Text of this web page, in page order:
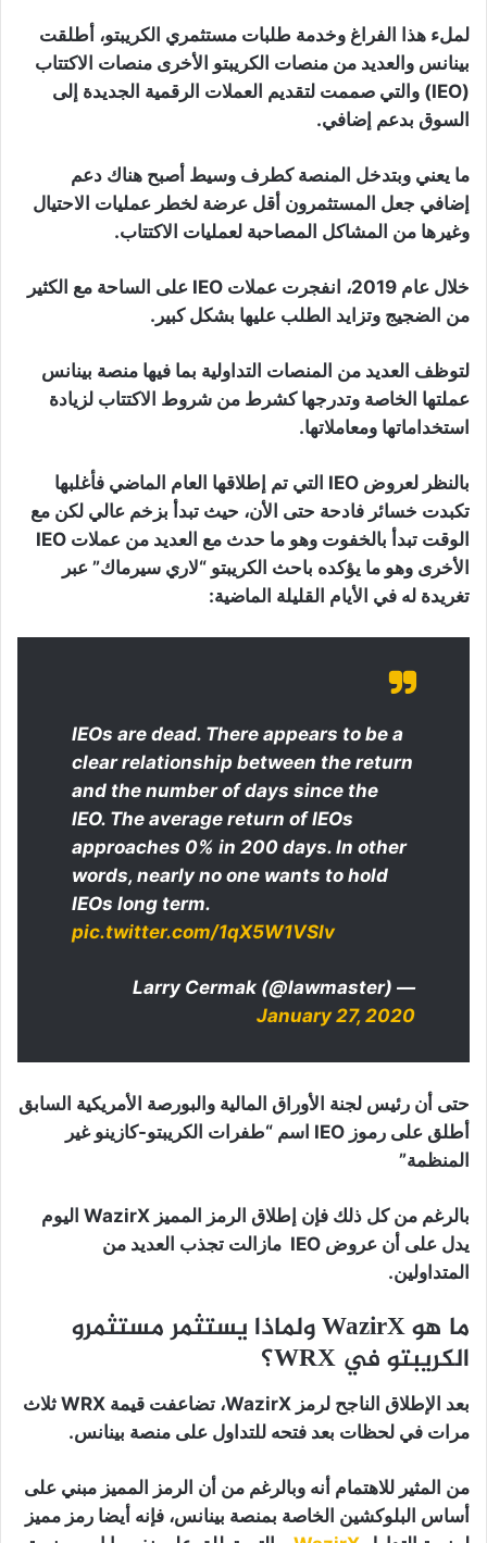
لملء هذا الفراغ وخدمة طلبات مستثمري الكريبتو، أطلقت
بينانس والعديد من منصات الكريبتو الأخرى منصات الاكتتاب
(IEO) والتي صممت لتقديم العملات الرقمية الجديدة إلى
السوق بدعم إضافي.
ما يعني وبتدخل المنصة كطرف وسيط أصبح هناك دعم
إضافي جعل المستثمرون أقل عرضة لخطر عمليات الاحتيال
وغيرها من المشاكل المصاحبة لعمليات الاكتتاب.
خلال عام 2019، انفجرت عملات IEO على الساحة مع الكثير
من الضجيج وتزايد الطلب عليها بشكل كبير.
لتوظف العديد من المنصات التداولية بما فيها منصة بينانس
عملتها الخاصة وتدرجها كشرط من شروط الاكتتاب لزيادة
استخداماتها ومعاملاتها.
بالنظر لعروض IEO التي تم إطلاقها العام الماضي فأغلبها
تكبدت خسائر فادحة حتى الأن، حيث تبدأ بزخم عالي لكن مع
الوقت تبدأ بالخفوت وهو ما حدث مع العديد من عملات IEO
الأخرى وهو ما يؤكده باحث الكريبتو “لاري سيرماك” عبر
تغريدة له في الأيام القليلة الماضية:
IEOs are dead. There appears to be a
clear relationship between the return
and the number of days since the
IEO. The average return of IEOs
approaches 0% in 200 days. In other
words, nearly no one wants to hold
IEOs long term.
pic.twitter.com/1qX5W1VSlv
— Larry Cermak (@lawmaster)
January 27, 2020
حتى أن رئيس لجنة الأوراق المالية والبورصة الأمريكية السابق
أطلق على رموز IEO اسم “طفرات الكريبتو-كازينو غير
المنظمة”
بالرغم من كل ذلك فإن إطلاق الرمز المميز WazirX اليوم
يدل على أن عروض IEO مازالت تجذب العديد من
المتداولين.
ما هو WazirX ولماذا يستثمر مستثمرو
الكريبتو في WRX؟
بعد الإطلاق الناجح لرمز WazirX، تضاعفت قيمة WRX ثلاث
مرات في لحظات بعد فتحه للتداول على منصة بينانس.
من المثير للاهتمام أنه وبالرغم من أن الرمز المميز مبني على
أساس البلوكشين الخاصة بمنصة بينانس، فإنه أيضا رمز مميز